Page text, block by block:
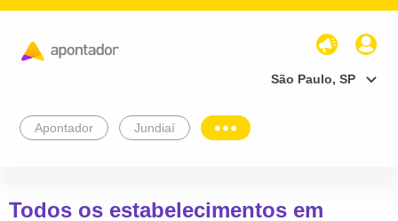
São Paulo, SP
Apontador Jundiaí
Todos os estabelecimentos em